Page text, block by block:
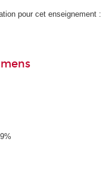
pour cet enseignement :